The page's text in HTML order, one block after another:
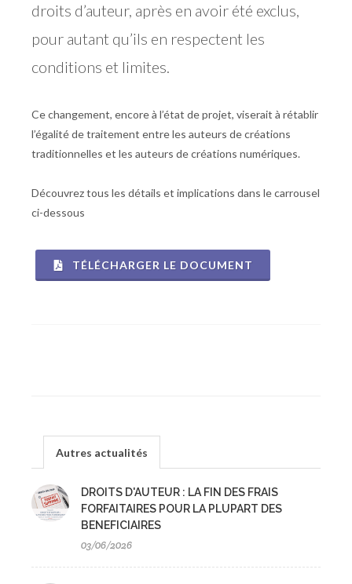
droits d’auteur, après en avoir été exclus,
pour autant qu’ils en respectent les
conditions et limites.
Ce changement, encore à l’état de projet, viserait à rétablir
l’égalité de traitement entre les auteurs de créations
traditionnelles et les auteurs de créations numériques.
Découvrez tous les détails et implications dans le carrousel
ci-dessous
TÉLÉCHARGER LE DOCUMENT
Autres actualités
DROITS D'AUTEUR : LA FIN DES FRAIS
FORFAITAIRES POUR LA PLUPART DES
BENEFICIAIRES
03/06/2026